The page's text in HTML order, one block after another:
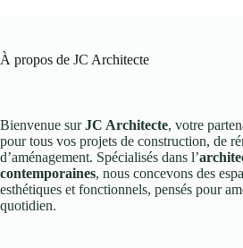
À propos de JC Architecte
Bienvenue surJC Architecte, votre
pour tous vos projets de construction, de
d’aménagement. Spécialisés dans l’
contemporaines, nous concevons des
esthétiques et fonctionnels, pensés pour
quotidien.